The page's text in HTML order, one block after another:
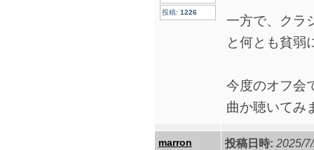
投稿: 1226
一方で、クラ
と何とも貧弱
今度のオフ会
曲か聴いてみ
marron 投稿日時: 2025/